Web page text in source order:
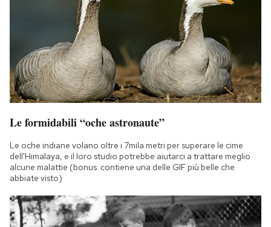
Le formidabili “oche astronaute”
Le oche indiane volano oltre i 7mila metri per superare le cime
dell'Himalaya, e il loro studio potrebbe aiutarci a trattare meglio
alcune malattie (bonus: contiene una delle GIF più belle che
abbiate visto)